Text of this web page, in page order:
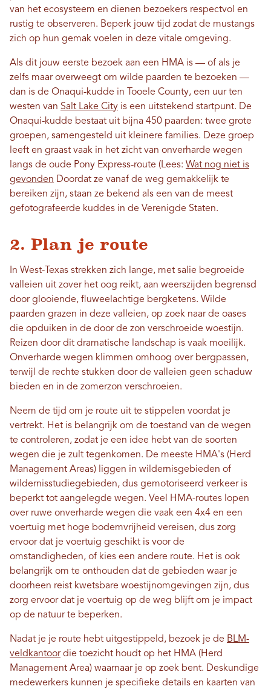
van het ecosysteem en dienen bezoekers respectvol en
rustig te observeren. Beperk jouw tijd zodat de mustangs
zich op hun gemak voelen in deze vitale omgeving.
Als dit jouw eerste bezoek aan een HMA is — of als je
zelfs maar overweegt om wilde paarden te bezoeken —
dan is de Onaqui-kudde in Tooele County, een uur ten
westen van Salt Lake City is een uitstekend startpunt. De
Onaqui-kudde bestaat uit bijna 450 paarden: twee grote
groepen, samengesteld uit kleinere families. Deze groep
leeft en graast vaak in het zicht van onverharde wegen
langs de oude Pony Express-route (Lees: Wat nog niet is
gevonden Doordat ze vanaf de weg gemakkelijk te
bereiken zijn, staan ​​ze bekend als een van de meest
gefotografeerde kuddes in de Verenigde Staten.
2. Plan je route
In West-Texas strekken zich lange, met salie begroeide
valleien uit zover het oog reikt, aan weerszijden begrensd
door glooiende, fluweelachtige bergketens. Wilde
paarden grazen in deze valleien, op zoek naar de oases
die opduiken in de door de zon verschroeide woestijn.
Reizen door dit dramatische landschap is vaak moeilijk.
Onverharde wegen klimmen omhoog over bergpassen,
terwijl de rechte stukken door de valleien geen schaduw
bieden en in de zomerzon verschroeien.
Neem de tijd om je route uit te stippelen voordat je
vertrekt. Het is belangrijk om de toestand van de wegen
te controleren, zodat je een idee hebt van de soorten
wegen die je zult tegenkomen. De meeste HMA's (Herd
Management Areas) liggen in wildernisgebieden of
wildernisstudiegebieden, dus gemotoriseerd verkeer is
beperkt tot aangelegde wegen. Veel HMA-routes lopen
over ruwe onverharde wegen die vaak een 4x4 en een
voertuig met hoge bodemvrijheid vereisen, dus zorg
ervoor dat je voertuig geschikt is voor de
omstandigheden, of kies een andere route. Het is ook
belangrijk om te onthouden dat de gebieden waar je
doorheen reist kwetsbare woestijnomgevingen zijn, dus
zorg ervoor dat je voertuig op de weg blijft om je impact
op de natuur te beperken.
Nadat je je route hebt uitgestippeld, bezoek je de BLM-
veldkantoordie toezicht houdt op het HMA (Herd
Management Area) waarnaar je op zoek bent. Deskundige
medewerkers kunnen je specifieke details en kaarten van